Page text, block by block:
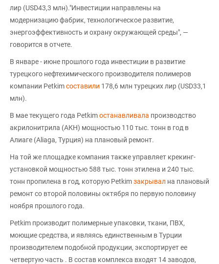
лир (USD43,3 млн)."Инвестиции направлены на
модернизацию фабрик, технологическое развитие,
энергоэффективность и охрану окружающей среды", —
говорится в отчете.
В январе - июне прошлого года инвестиции в развитие
турецкого нефтехимического производителя полимеров
компании Petkimсоставили 178,6 млн турецких лир (USD33,1
млн).
В мае текущего года Petkimостанавливала производство
акрилонитрила (АКН) мощностью 110 тыс. тонн в год в
Алиаге (Aliaga, Турция) на плановый ремонт.
На той же площадке компания также управляет крекинг-
установкой мощностью 588 тыс. тонн этилена и 240 тыс.
тонн пропилена в год, которую Petkimзакрывал на плановый
ремонт со второй половины октября по первую половину
ноября прошлого года.
Petkim производит полимерные упаковки, ткани, ПВХ,
моющие средства, и являясь единственным в Турции
производителем подобной продукции, экспортирует ее
четвертую часть . В состав комплекса входят 14 заводов,